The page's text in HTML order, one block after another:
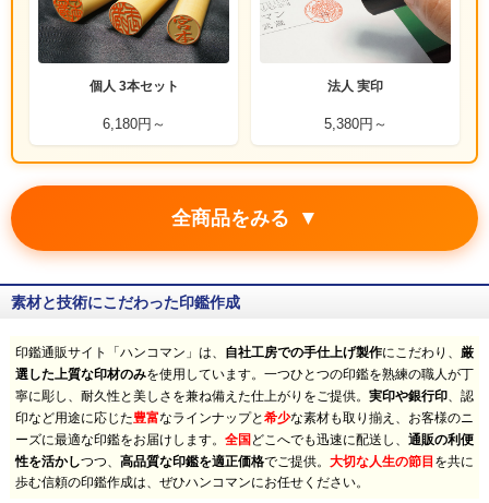
個人 3本セット
6,180円～
法人 実印
5,380円～
全商品をみる ▼
素材と技術にこだわった印鑑作成
印鑑通販サイト「ハンコマン」は、 自社工房での手仕上げ製作にこだわり、
厳
選した上質な印材のみを使用しています。一つひとつの印鑑を熟練の職人が丁
寧に彫し、耐久性と美しさを兼ね備えた仕上がりをご提供。 実印や銀行印、認
印など用途に応じた豊富なラインナップと希少な素材も取り揃え、お客様のニ
ーズに最適な印鑑をお届けします。 全国 どこへでも迅速に配送し、 通販の利便
性を活かしつつ、 高品質な印鑑を適正価格でご提供。 大切な人生の節目 を共に
歩む信頼の印鑑作成は、ぜひハンコマンにお任せください。